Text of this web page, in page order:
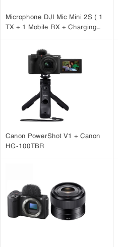
Microphone DJI Mic Mini 2S ( 1
TX + 1 Mobile RX + Charging
Canon PowerShot V1 + Canon
HG-100TBR